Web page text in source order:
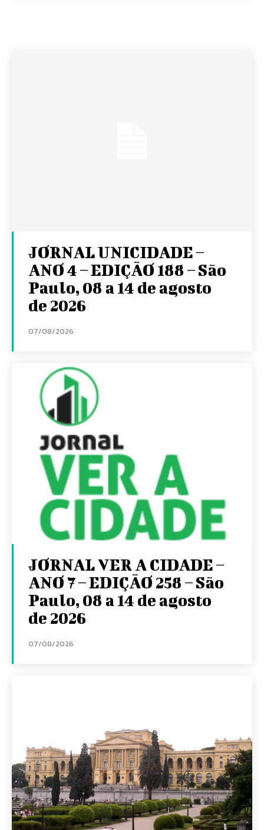
JORNAL UNICIDADE –
ANO 4 – EDIÇÃO 188 – São
Paulo, 08 a 14 de agosto
de 2026
07/08/2026
JORNAL VER A CIDADE –
ANO 7 – EDIÇÃO 258 – São
Paulo, 08 a 14 de agosto
de 2026
07/08/2026